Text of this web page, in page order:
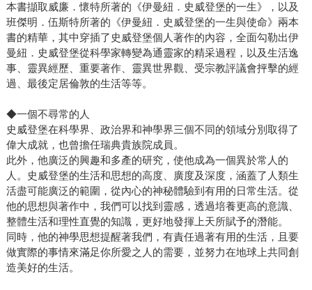
本書擷取威廉．懷特所著的《伊曼紐．史威登堡的一生》，以及
班傑明．伍斯特所著的《伊曼紐．史威登堡的一生與使命》兩本
書的精華，其中穿插了史威登堡個人著作的內容，全面勾勒出伊
曼紐．史威登堡從科學家轉變為通靈家的精采過程，以及生活逸
事、靈異經歷、重要著作、靈異世界觀、受宗教評議會抨擊的經
過、最後定居倫敦的生活等等。
◆一個不尋常的人
史威登堡在科學界、政治界和神學界三個不同的領域分別取得了
偉大成就，也曾擔任瑞典貴族院成員。
此外，他廣泛的興趣和多產的研究，使他成為一個異於常人的
人。史威登堡的生活和思想的高度、廣度及深度，涵蓋了人類生
活盡可能廣泛的範圍，從內心的神秘體驗到有用的日常生活。從
他的思想與著作中，我們可以找到靈感，透過培養更高的意識、
整體生活和理性直覺的知識，更好地發揮上天所賦予的潛能。
同時，他的神學思想提醒著我們，有責任過著有用的生活，且要
做實際的事情來滿足你所愛之人的需要，並努力在地球上共同創
造美好的生活。